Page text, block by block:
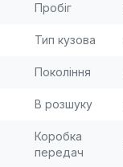
Пробіг
Тип кузова
Покоління
В розшуку
Коробка
передач